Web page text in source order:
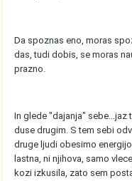
Da spoznas eno, moras
das, tudi dobis, se moras
prazno.
In glede "dajanja"
duse drugim. S tem sebi
druge ljudi obesimo
lastna, ni njihova, samo
kozi izkusila, zato sem